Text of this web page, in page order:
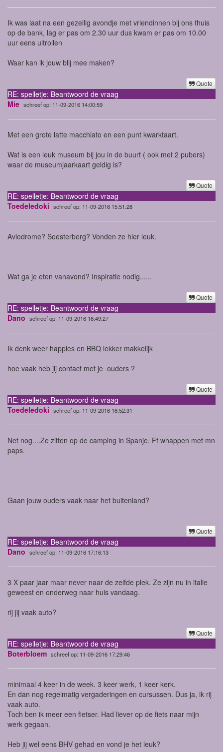
Ik was laat na een gezellig avondje met vriendinnen bij ons thuis
op de bank, lag er pas om 2.30 uur dus kwam er pas om 10.00
uur eens uitrollen
Waar kan ik jouw blij mee maken?
Quote
RE: spelletje: Beantwoord de vraag
Mie schreef op: 11-09-2016 14:00:59
Met een grote latte macchiato en een punt kwarktaart.
Wat is een leuk museum bij jou in de buurt ( ook met 2 pubers)
waar de museumjaarkaart geldig is?
Quote
RE: spelletje: Beantwoord de vraag
Toedeledoki schreef op: 11-09-2016 15:51:28
Aviodrome? Soesterberg? Vonden ze hier leuk.
Wat ga je eten vanavond? Inspiratie nodig......
Quote
RE: spelletje: Beantwoord de vraag
Dano schreef op: 11-09-2016 16:49:27
Ik denk weer happies en BBQ lekker makkelijk
hoe vaak heb jij contact met je ouders ?
Quote
RE: spelletje: Beantwoord de vraag
Toedeledoki schreef op: 11-09-2016 16:52:31
Net nog....Ze zitten op de camping in Spanje. Ff whappen met mn
paps.
Gaan jouw ouders vaak naar het buitenland?
Quote
RE: spelletje: Beantwoord de vraag
Dano schreef op: 11-09-2016 17:16:13
3 X paar jaar maar never naar de zelfde plek. Ze zijn nu in italie
geweest en onderweg naar huis vandaag.
rij jij vaak auto?
Quote
RE: spelletje: Beantwoord de vraag
Boterbloem schreef op: 11-09-2016 17:29:46
minimaal 4 keer in de week. 3 keer werk, 1 keer kerk.
En dan nog regelmatig vergaderingen en cursussen. Dus ja, ik rij
vaak auto.
Toch ben ik meer een fietser. Had liever op de fiets naar mijn
werk gegaan.
Heb jij wel eens BHV gehad en vond je het leuk?